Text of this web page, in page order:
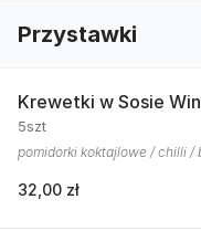
Przystawki
Krewetki w Sosie
5szt
pomidorki koktajlowe / chilli /
32,00 zł